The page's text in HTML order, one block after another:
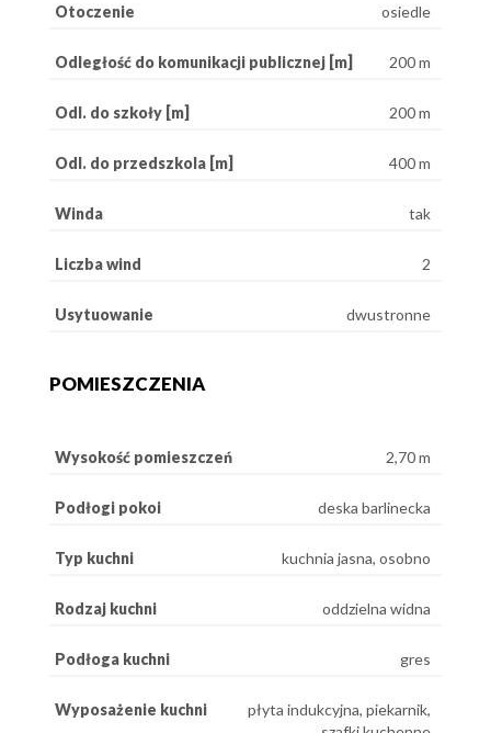
Otoczenie osiedle
Odległość do komunikacji publicznej [m] 200 m
Odl. do szkoły [m] 200 m
Odl. do przedszkola [m] 400 m
Winda tak
Liczba wind 2
Usytuowanie dwustronne
POMIESZCZENIA
Wysokość pomieszczeń 2,70 m
Podłogi pokoi deska barlinecka
Typ kuchni kuchnia jasna, osobno
Rodzaj kuchni oddzielna widna
Podłoga kuchni gres
Wyposażenie kuchni
płyta indukcyjna, piekarnik,